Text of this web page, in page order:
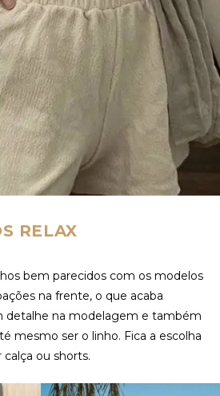
RELAX
bem parecidos com os modelos
na frente, o que acaba
detalhe na modelagem e também
mesmo ser o linho. Fica a escolha
calça ou shorts.